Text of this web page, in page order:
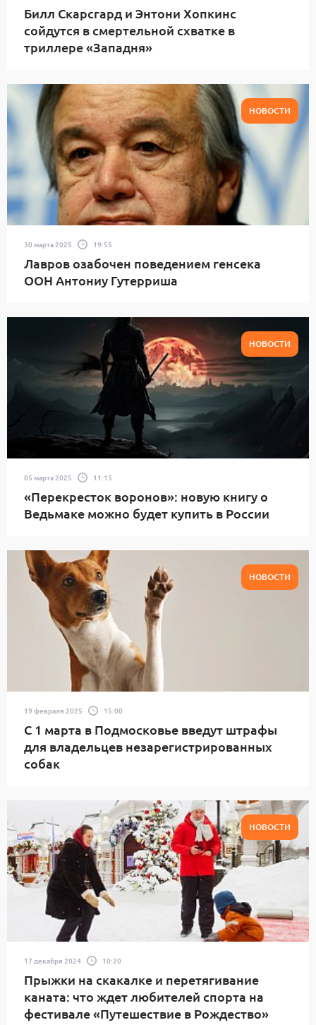
Билл Скарсгард и Энтони Хопкинс
сойдутся в смертельной схватке в
триллере «Западня»
НОВОСТИ
30 марта 2025 19:55
Лавров озабочен поведением генсека
ООН Антониу Гутерриша
НОВОСТИ
05 марта 2025 11:15
«Перекресток воронов»: новую книгу о
Ведьмаке можно будет купить в России
НОВОСТИ
19 февраля 2025 15:00
С 1 марта в Подмосковье введут штрафы
для владельцев незарегистрированных
собак
НОВОСТИ
17 декабря 2024 10:20
Прыжки на скакалке и перетягивание
каната: что ждет любителей спорта на
фестивале «Путешествие в Рождество»